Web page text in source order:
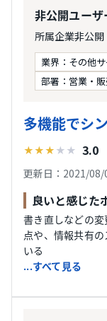
非公開ユーザ
所属企業非公開
業界：その他
部署：営業・
多機能でシ
★★★ ★ ★ 3.0
更新日：2021/08/
良いと感じた
書き直しなどの
点や、情報共有
いる
...すべて見る